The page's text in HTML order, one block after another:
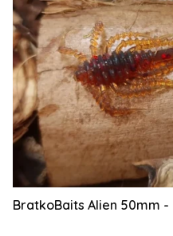
BratkoBaits Alien 50mm -